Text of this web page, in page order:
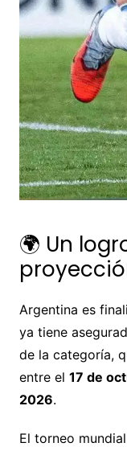
🌍 Un
Argentina es
ya tiene
de la categoría,
entre el 17 de
2026.
El torneo